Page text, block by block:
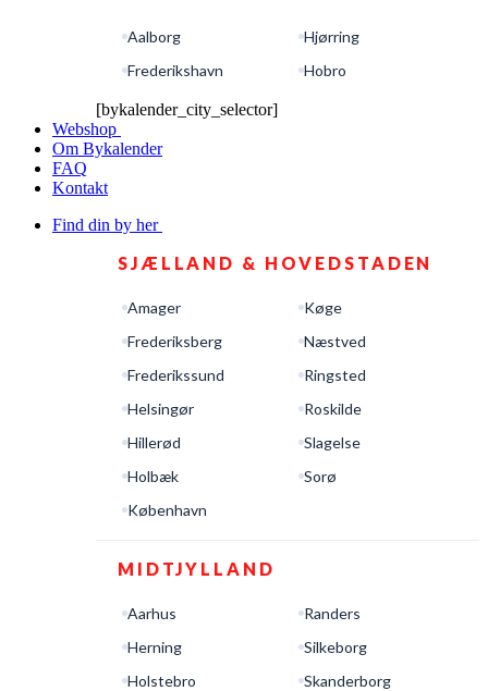
Aalborg
Frederikshavn
Hjørring
Hobro
[bykalender_city_selector]
Webshop
Om Bykalender
FAQ
Kontakt
Find din by her
SJÆLLAND & HOVEDSTADEN
Amager
Frederiksberg
Frederikssund
Helsingør
Hillerød
Holbæk
København
Køge
Næstved
Ringsted
Roskilde
Slagelse
Sorø
MIDTJYLLAND
Aarhus
Herning
Holstebro
Randers
Silkeborg
Skanderborg